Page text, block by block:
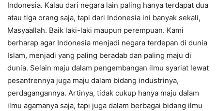
Indonesia. Kalau dari negara lain paling hanya terdapat dua
atau tiga orang saja, tapi dari Indonesia ini banyak sekali,
Masyaallah. Baik laki-laki maupun perempuan. Kami
berharap agar Indonesia menjadi negara terdepan di dunia
Islam, menjadi yang paling beradab dan paling maju di
dunia. Selain maju dalam pengembangan ilmu syariat lewat
pesantrennya juga maju dalam bidang industrinya,
perdagangannya. Artinya, tidak cukup hanya maju dalam
ilmu agamanya saja, tapi juga dalam berbagai bidang ilmu